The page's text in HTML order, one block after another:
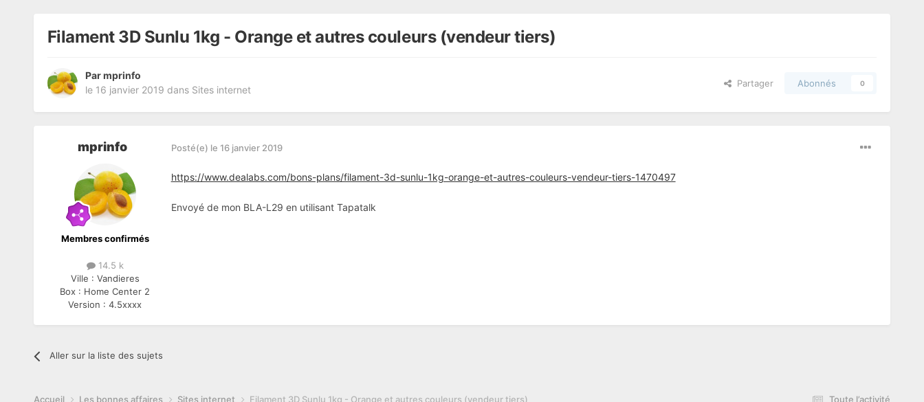
Filament 3D Sunlu 1kg - Orange et autres couleurs (vendeur tiers)
Parmprinfo
le 16 janvier 2019 dans Sites internet
Partager Abonnés 0
mprinfo
Membres confirmés
14.5 k
Ville : Vandieres
Box : Home Center 2
Version :4.5xxxx
Posté(e) le 16 janvier 2019
https://www.dealabs.com/bons-plans/filament-3d-sunlu-1kg-orange-et-autres-couleurs-vendeur-tiers-1470497
Envoyé de mon BLA-L29 en utilisant Tapatalk
Aller sur la liste des sujets
Toute l’activité
Accueil Les bonnes affaires Sites internet Filament 3D Sunlu 1kg - Orange et autres couleurs (vendeur tiers)